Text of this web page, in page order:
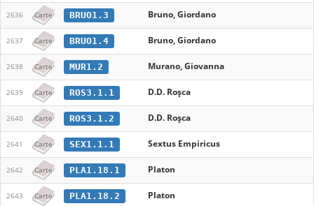
2636 Carte BRUO1.3 Bruno, Giordano
2637 Carte BRUO1.4 Bruno, Giordano
2638 Carte MUR1.2 Murano, Giovanna
2639 Carte ROS3.1.1 D.D. Roşca
2640 Carte ROS3.1.2 D.D. Roşca
2641 Carte SEX1.1.1 Sextus Empiricus
2642 Carte PLA1.18.1 Platon
2643 Carte PLA1.18.2 Platon